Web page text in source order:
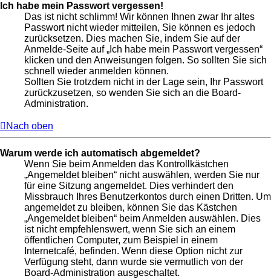
Ich habe mein Passwort vergessen!
Das ist nicht schlimm! Wir können Ihnen zwar Ihr altes
Passwort nicht wieder mitteilen, Sie können es jedoch
zurücksetzen. Dies machen Sie, indem Sie auf der
Anmelde-Seite auf „Ich habe mein Passwort vergessen“
klicken und den Anweisungen folgen. So sollten Sie sich
schnell wieder anmelden können.
Sollten Sie trotzdem nicht in der Lage sein, Ihr Passwort
zurückzusetzen, so wenden Sie sich an die Board-
Administration.
Nach oben
Warum werde ich automatisch abgemeldet?
Wenn Sie beim Anmelden das Kontrollkästchen
„Angemeldet bleiben“ nicht auswählen, werden Sie nur
für eine Sitzung angemeldet. Dies verhindert den
Missbrauch Ihres Benutzerkontos durch einen Dritten. Um
angemeldet zu bleiben, können Sie das Kästchen
„Angemeldet bleiben“ beim Anmelden auswählen. Dies
ist nicht empfehlenswert, wenn Sie sich an einem
öffentlichen Computer, zum Beispiel in einem
Internetcafé, befinden. Wenn diese Option nicht zur
Verfügung steht, dann wurde sie vermutlich von der
Board-Administration ausgeschaltet.